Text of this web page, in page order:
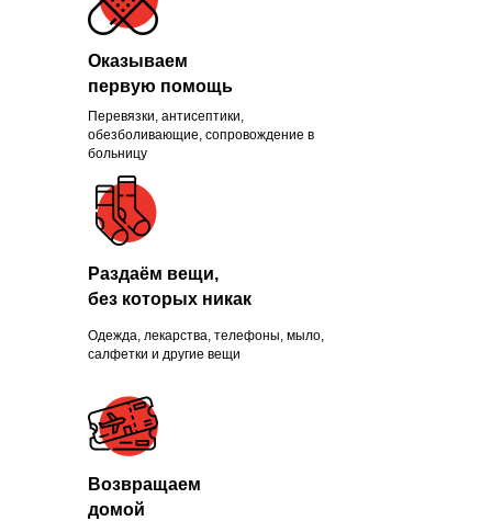
Перевязки, антисептики,
обезболивающие, сопровождение в
больницу
Оказываем
первую помощь
Одежда, лекарства, телефоны, мыло,
салфетки и другие вещи
Раздаём вещи,
без которых никак
Возвращаем
домой
Помогли больше, чем
1300 нуждающихся и
продолжаем это делать
каждый день
ПРИСОЕДИНИТЬСЯ
Зачем помогать